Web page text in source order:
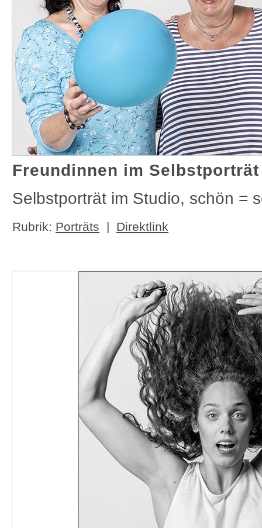
Freundinnen im Selbstporträt
Selbstporträt im Studio, schön =
Rubrik: Porträts | Direktlink